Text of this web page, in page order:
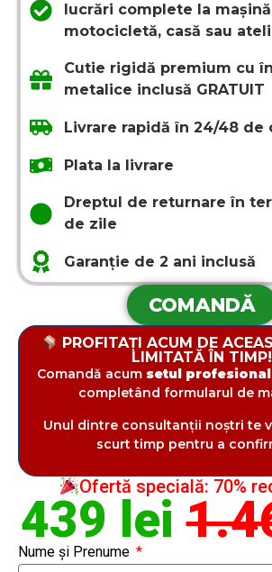
lucrări complete la
motocicletă, casă sau
Cutie rigidă premium cu
metalice inclusă GRATUIT
Livrare rapidă în 24/48 de
Plata la livrare
Dreptul de returnare în
de zile
Garanție de 2 ani inclusă
COMANDĂ
PROFITAȚI ACUM DE
LIMITATĂ ÎN TIMP!
Comandă acum setul
completând formularul de
Unul dintre consultanții noștri te
scurt timp pentru a
Ofertă specială: 70%
439 lei
Nume și Prenume